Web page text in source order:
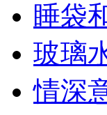
睡袋
玻璃
情深